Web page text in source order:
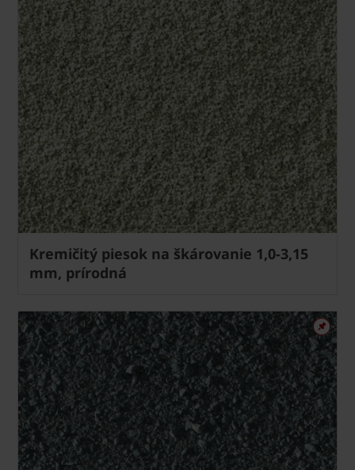
Kremičitý piesok na škárovanie 1,0-3,15
mm, prírodná